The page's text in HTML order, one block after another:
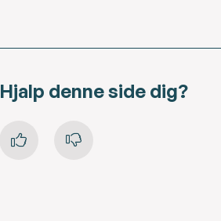
Hjalp denne side dig?